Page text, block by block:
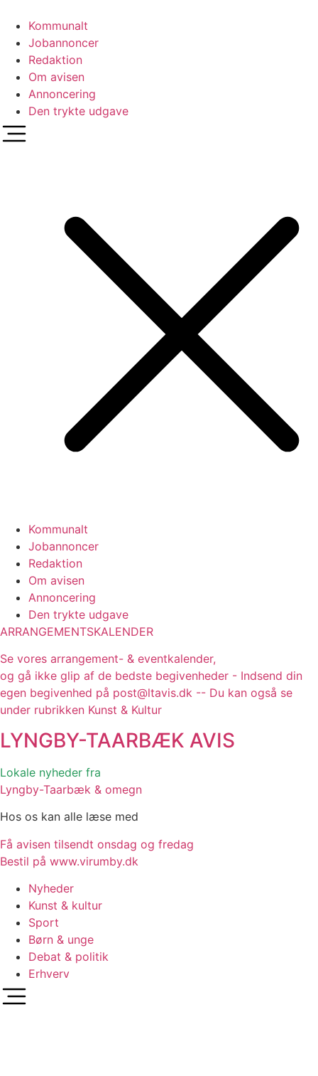
indhold
Kommunalt
Jobannoncer
Redaktion
Om avisen
Annoncering
Den trykte udgave
Kommunalt
Jobannoncer
Redaktion
Om avisen
Annoncering
Den trykte udgave
ARRANGEMENTSKALENDER
Se vores arrangement- & eventkalender,
og gå ikke glip af de bedste begivenheder - Indsend din
egen begivenhed på post@ltavis.dk -- Du kan også se
under rubrikken Kunst & Kultur
LYNGBY-TAARBÆK AVIS
Lokale nyheder fra
Lyngby-Taarbæk & omegn
Hos os kan alle læse med
Få avisen tilsendt onsdag og fredag
Bestil på www.virumby.dk
Nyheder
Kunst & kultur
Sport
Børn & unge
Debat & politik
Erhverv